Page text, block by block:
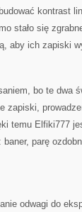
kontrast
stało się
aby ich zapiski
bo te dwa
zapiski,
temu Elfiki777
parę
odwagi do